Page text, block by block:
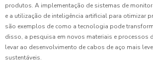
produtos. A implementação de sistemas de
e a utilização de inteligência artificial para otimizar
são exemplos de como a tecnologia pode
disso, a pesquisa em novos materiais e processos
levar ao desenvolvimento de cabos de aço mais
sustentáveis.